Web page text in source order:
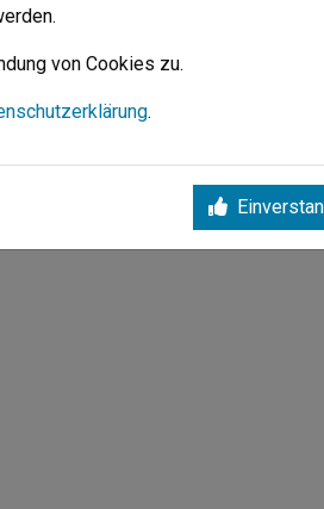
zeigt, dass sich Arnsberg
und Wanne-Eickel oder
Belov (je 1).
von Cookies zu.
.